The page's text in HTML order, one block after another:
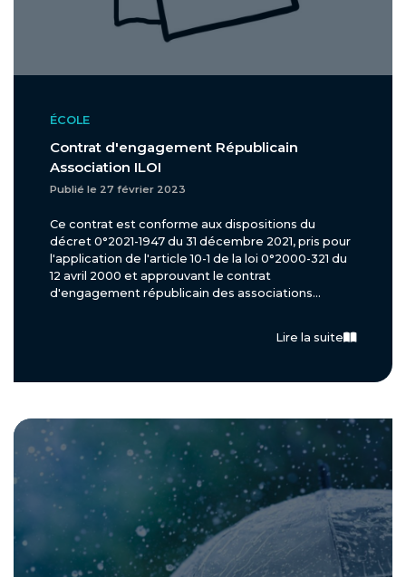
ÉCOLE
Contrat d'engagement Républicain
Association ILOI
Publié le 27 février 2023
Ce contrat est conforme aux dispositions du
décret 0°2021-1947 du 31 décembre 2021, pris pour
l'application de l'article 10-1 de la loi 0°2000-321 du
12 avril 2000 et approuvant le contrat
d'engagement républicain des associations...
Lire la suite